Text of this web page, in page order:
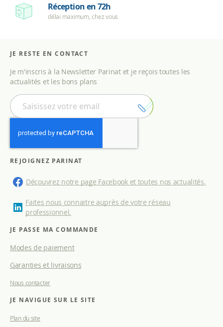
Réception en 72h
délai maximum, chez vous
JE RESTE EN CONTACT
Je m'inscris à la Newsletter Parinat et je reçois toutes les
actualités et les bons plans
I
n
s
i
p
o
r
l
t
t
e
REJOIGNEZ PARINAT
Découvrez notre page Facebook et toutes nos actualités.
Faites nous connaitre auprès de votre réseau
professionnel.
JE PASSE MA COMMANDE
Modes de paiement
Garanties et livraisons
Nous contacter
JE NAVIGUE SUR LE SITE
Plan du site